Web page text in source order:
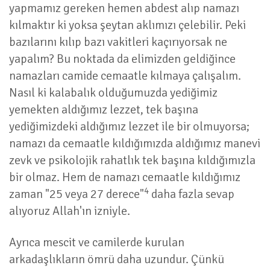
yapmamız gereken hemen abdest alıp namazı
kılmaktır ki yoksa şeytan aklımızı çelebilir. Peki
bazılarını kılıp bazı vakitleri kaçırıyorsak ne
yapalım? Bu noktada da elimizden geldiğince
namazları camide cemaatle kılmaya çalışalım.
Nasıl ki kalabalık olduğumuzda yediğimiz
yemekten aldığımız lezzet, tek başına
yediğimizdeki aldığımız lezzet ile bir olmuyorsa;
namazı da cemaatle kıldığımızda aldığımız manevi
zevk ve psikolojik rahatlık tek başına kıldığımızla
bir olmaz. Hem de namazı cemaatle kıldığımız
zaman "25 veya 27 derece"4 daha fazla sevap
alıyoruz Allah'ın izniyle.
Ayrıca mescit ve camilerde kurulan
arkadaşlıkların ömrü daha uzundur. Çünkü